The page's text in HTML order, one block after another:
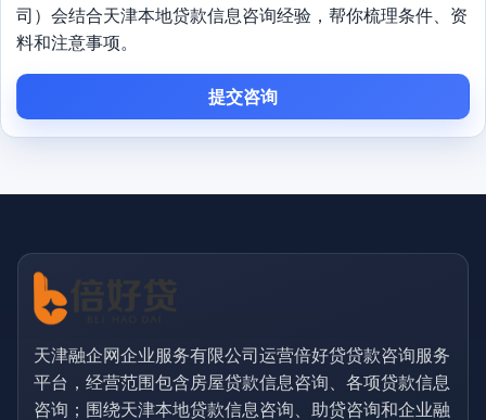
司）会结合天津本地贷款信息咨询经验，帮你梳理条件、资
料和注意事项。
提交咨询
天津融企网企业服务有限公司运营倍好贷贷款咨询服务
平台，经营范围包含房屋贷款信息咨询、各项贷款信息
咨询；围绕天津本地贷款信息咨询、助贷咨询和企业融